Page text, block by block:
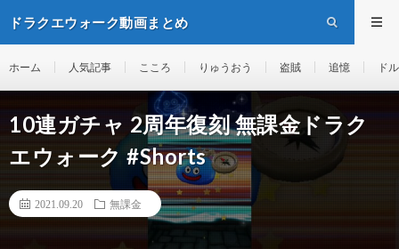
ドラクエウォーク動画まとめ
ホーム 人気記事 こころ りゅうおう 盗賊 追憶 ド
10連ガチャ 2周年復刻 無課金ドラク
エウォーク #Shorts
2021.09.20 無課金